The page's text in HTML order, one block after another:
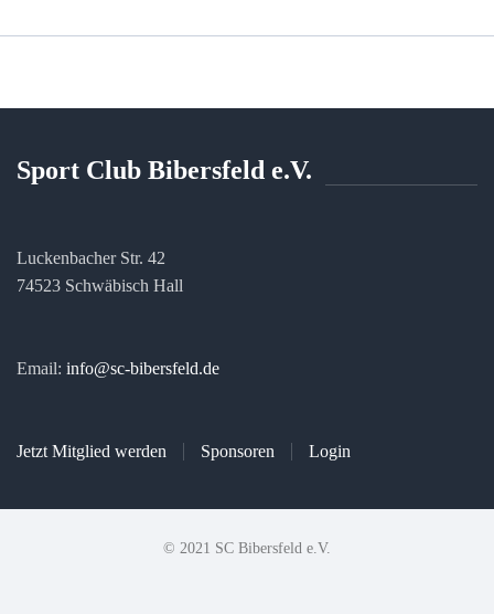
Sport Club Bibersfeld e.V.
Luckenbacher Str. 42
74523 Schwäbisch Hall
Email: info@sc-bibersfeld.de
Jetzt Mitglied werden Sponsoren Login
© 2021 SC Bibersfeld e.V.